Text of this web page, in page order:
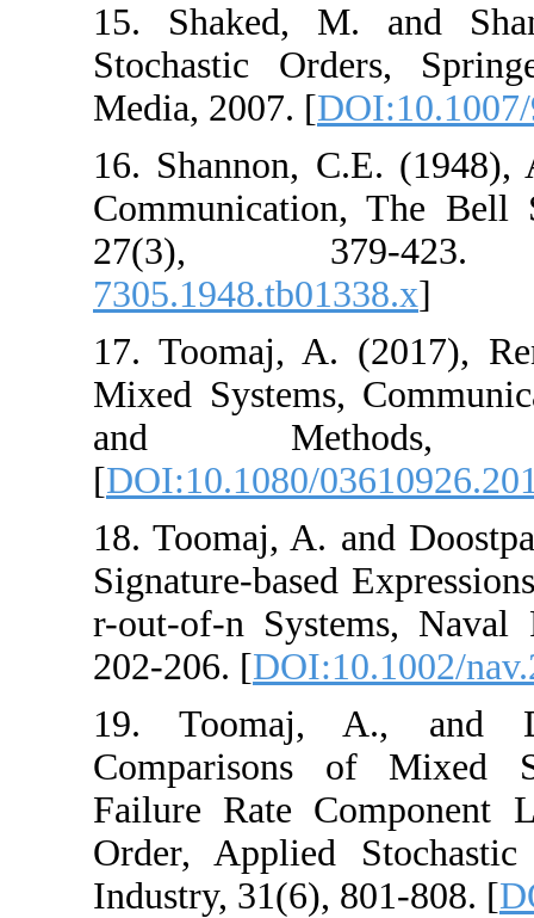
15. Shaked,
Stochastic
Media, 2007. [
16. Shannon,
27(3),
17. Toomaj, A.
Mixed Systems,
and
[DOI:10.1080/
18. Toomaj, A.
Signature-based
r-out-of-n
202-206. [
19. Toomaj,
Comparisons
Failure Rate
Order, Applied
Industry, 31(6),